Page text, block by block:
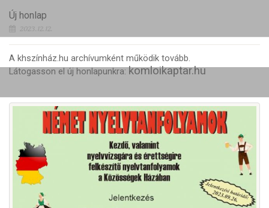
Új honlap
2023.12.12.
A khszínház.hu archívumként működik tovább.
Látogasson el új honlapunkra: komloikaptar.hu